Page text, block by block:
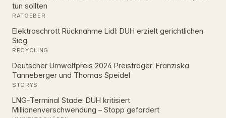
tun sollten
RATGEBER
Elektroschrott Rücknahme Lidl: DUH erzielt gerichtlichen
Sieg
RECYCLING
Deutscher Umweltpreis 2024 Preisträger: Franziska
Tanneberger und Thomas Speidel
STORYS
LNG-Terminal Stade: DUH kritisiert
Millionenverschwendung – Stopp gefordert